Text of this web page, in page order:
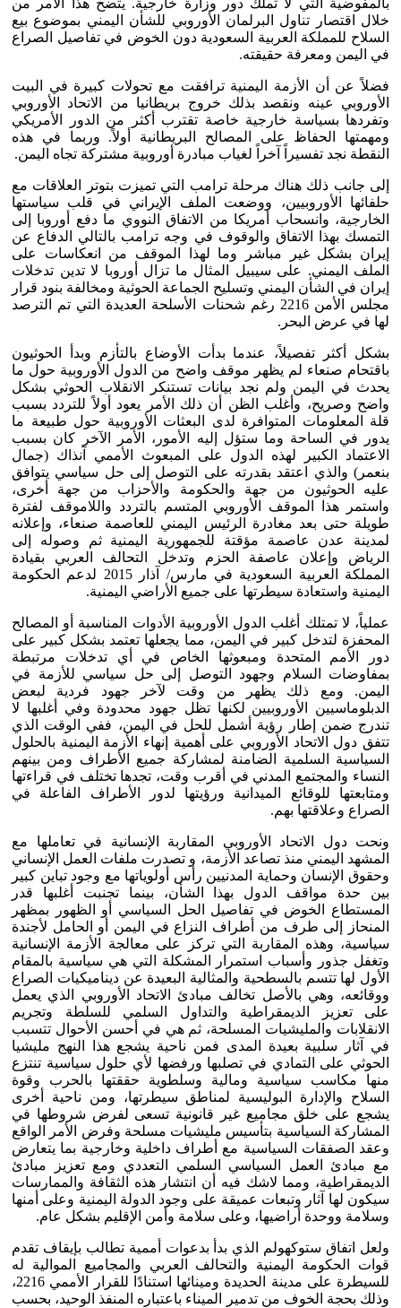
بالمفوضية التي لا تملك دور وزارة خارجية. يتضح هذا الأمر من
خلال اقتصار تناول البرلمان الأوروبي للشأن اليمني بموضوع بيع
السلاح للمملكة العربية السعودية دون الخوض في تفاصيل الصراع
في اليمن ومعرفة حقيقته.
فضلاً عن أن الأزمة اليمنية ترافقت مع تحولات كبيرة في البيت
الأوروبي عينه ونقصد بذلك خروج بريطانيا من الاتحاد الأوروبي
وتفردها بسياسة خارجية خاصة تقترب أكثر من الدور الأمريكي
ومهمتها الحفاظ على المصالح البريطانية أولاً. وربما في هذه
النقطة نجد تفسيراً آخراً لغياب مبادرة أوروبية مشتركة تجاه اليمن.
إلى جانب ذلك هناك مرحلة ترامب التي تميزت بتوتر العلاقات مع
حلفائها الأوروبيين، ووضعت الملف الإيراني في قلب سياستها
الخارجية، وانسحاب أمريكا من الاتفاق النووي ما دفع أوروبا إلى
التمسك بهذا الاتفاق والوقوف في وجه ترامب بالتالي الدفاع عن
إيران بشكل غير مباشر وما لهذا الموقف من انعكاسات على
الملف اليمني. على سيبيل المثال ما تزال أوروبا لا تدين تدخلات
إيران في الشأن اليمني وتسليح الجماعة الحوثية ومخالفة بنود قرار
مجلس الأمن 2216 رغم شحنات الأسلحة العديدة التي تم الترصد
لها في عرض البحر.
بشكل أكثر تفصيلاً، عندما بدأت الأوضاع بالتأزم وبدأ الحوثيون
باقتحام صنعاء لم يظهر موقف واضح من الدول الأوروبية حول ما
يحدث في اليمن ولم نجد بيانات تستنكر الانقلاب الحوثي بشكل
واضح وصريح، وأغلب الظن أن ذلك الأمر يعود أولاً للتردد بسبب
قلة المعلومات المتوافرة لدى البعثات الأوروبية حول طبيعة ما
يدور في الساحة وما ستؤل إليه الأمور، الأمر الآخر كان بسبب
الاعتماد الكبير لهذه الدول على المبعوث الأممي آنذاك (جمال
بنعمر) والذي اعتقد بقدرته على التوصل إلى حل سياسي يتوافق
عليه الحوثيون من جهة والحكومة والأحزاب من جهة أخرى،
واستمر هذا الموقف الأوروبي المتسم بالتردد واللاموقف لفترة
طويلة حتى بعد مغادرة الرئيس اليمني للعاصمة صنعاء، وإعلانه
لمدينة عدن عاصمة مؤقتة للجمهورية اليمنية ثم وصوله إلى
الرياض وإعلان عاصفة الحزم وتدخل التحالف العربي بقيادة
المملكة العربية السعودية في مارس/ آذار 2015 لدعم الحكومة
اليمنية واستعادة سيطرتها على جميع الأراضي اليمنية.
عملياً، لا تمتلك أغلب الدول الأوروبية الأدوات المناسبة أو المصالح
المحفزة لتدخل كبير في اليمن، مما يجعلها تعتمد بشكل كبير على
دور الأمم المتحدة ومبعوثها الخاص في أي تدخلات مرتبطة
بمفاوضات السلام وجهود التوصل إلى حل سياسي للأزمة في
اليمن. ومع ذلك يظهر من وقت لآخر جهود فردية لبعض
الدبلوماسيين الأوروبيين لكنها تظل جهود محدودة وفي أغلبها لا
تندرج ضمن إطار رؤية أشمل للحل في اليمن، ففي الوقت الذي
تتفق دول الاتحاد الأوروبي على أهمية إنهاء الأزمة اليمنية بالحلول
السياسية السلمية الضامنة لمشاركة جميع الأطراف ومن بينهم
النساء والمجتمع المدني في أقرب وقت، تجدها تختلف في قراءتها
ومتابعتها للوقائع الميدانية ورؤيتها لدور الأطراف الفاعلة في
الصراع وعلاقتها بهم.
ونحت دول الاتحاد الأوروبي المقاربة الإنسانية في تعاملها مع
المشهد اليمني منذ تصاعد الأزمة، و تصدرت ملفات العمل الإنساني
وحقوق الإنسان وحماية المدنيين رأس أولوياتها مع وجود تباين كبير
بين حدة مواقف الدول بهذا الشأن، بينما تجنبت أغلبها قدر
المستطاع الخوض في تفاصيل الحل السياسي أو الظهور بمظهر
المنحاز إلى طرف من أطراف النزاع في اليمن أو الحامل لأجندة
سياسية، وهذه المقاربة التي تركز على معالجة الأزمة الإنسانية
وتغفل جذور وأسباب استمرار المشكلة التي هي سياسية بالمقام
الأول لها تتسم بالسطحية والمثالية البعيدة عن ديناميكيات الصراع
ووقائعه، وهي بالأصل تخالف مبادئ الاتحاد الأوروبي الذي يعمل
على تعزيز الديمقراطية والتداول السلمي للسلطة وتجريم
الانقلابات والمليشيات المسلحة، ثم هي في أحسن الأحوال تتسبب
في آثار سلبية بعيدة المدى فمن ناحية يشجع هذا النهج مليشيا
الحوثي على التمادي في تصلبها ورفضها لأي حلول سياسية تنتزع
منها مكاسب سياسية ومالية وسلطوية حققتها بالحرب وقوة
السلاح والإدارة البوليسية لمناطق سيطرتها، ومن ناحية أخرى
يشجع على خلق مجاميع غير قانونية تسعى لفرض شروطها في
المشاركة السياسية بتأسيس مليشيات مسلحة وفرض الأمر الواقع
وعقد الصفقات السياسية مع أطراف داخلية وخارجية بما يتعارض
مع مبادئ العمل السياسي السلمي التعددي ومع تعزيز مبادئ
الديمقراطية، ومما لاشك فيه أن انتشار هذه الثقافة والممارسات
سيكون لها آثار وتبعات عميقة على وجود الدولة اليمنية وعلى أمنها
وسلامة ووحدة أراضيها، وعلى سلامة وأمن الإقليم بشكل عام.
ولعل اتفاق ستوكهولم الذي بدأ بدعوات أممية تطالب بإيقاف تقدم
قوات الحكومة اليمنية والتحالف العربي والمجاميع الموالية له
للسيطرة على مدينة الحديدة ومينائها استنادًا للقرار الأممي 2216،
وذلك بحجة الخوف من تدمير الميناء باعتباره المنفذ الوحيد، بحسب